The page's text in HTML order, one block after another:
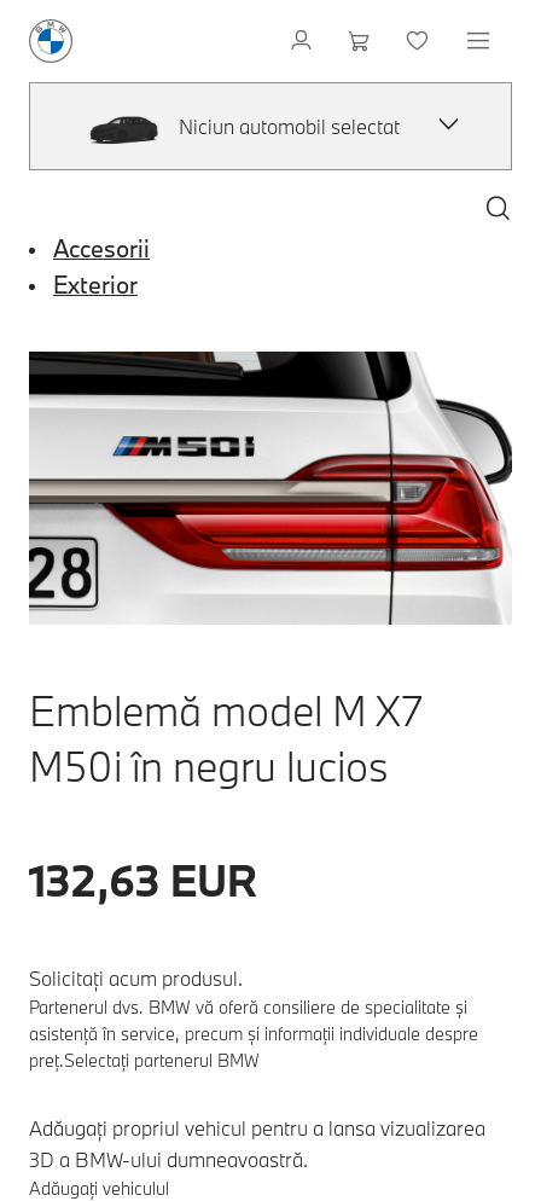
Niciun automobil selectat
Accesorii
Exterior
Emblemă model M X7
M50i în negru lucios
132,63 EUR
Solicitați acum produsul.
Partenerul dvs. BMW vă oferă consiliere de specialitate și
asistență în service, precum și informații individuale despre
preț.Selectați partenerul BMW
Adăugați propriul vehicul pentru a lansa vizualizarea
3D a BMW-ului dumneavoastră.
Adăugați vehiculul